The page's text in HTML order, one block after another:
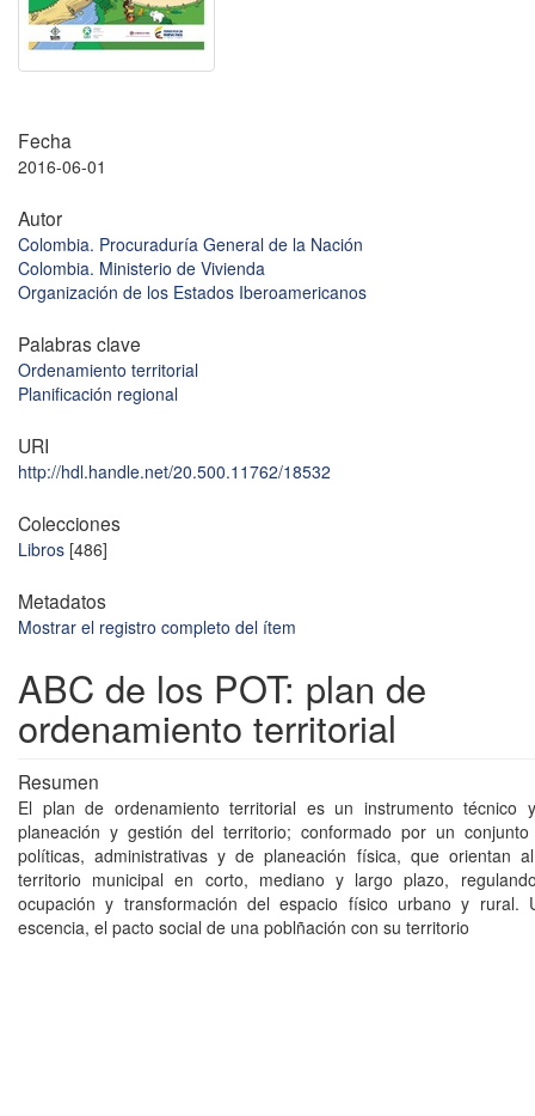
Fecha
2016-06-01
Autor
Colombia. Procuraduría General de la Nación
Colombia. Ministerio de Vivienda
Organización de los Estados Iberoamericanos
Palabras clave
Ordenamiento territorial
Planificación regional
URI
http://hdl.handle.net/20.500.11762/18532
Colecciones
Libros [486]
Metadatos
Mostrar el registro completo del ítem
ABC de los POT: plan de
ordenamiento territorial
Resumen
El plan de ordenamiento territorial es un instrumento técnico
planeación y gestión del territorio; conformado por un
políticas, administrativas y de planeación física, que orientan
territorio municipal en corto, mediano y largo plazo,
ocupación y transformación del espacio físico urbano y rural.
escencia, el pacto social de una poblñación con su territorio